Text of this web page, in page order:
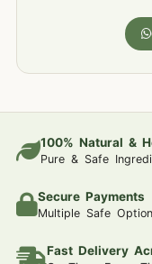
100% Natural &
Pure & Safe
Secure Payments
Multiple Safe
Fast Delivery